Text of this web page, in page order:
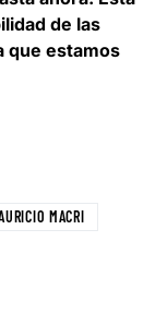
de las
que estamos
MACRI